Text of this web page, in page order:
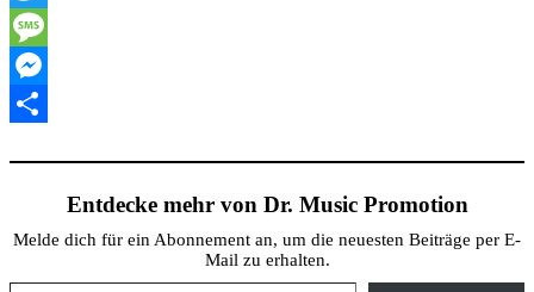
Twitter
Message
Messenger
Entdecke mehr von Dr. Music Promotion
Melde dich für ein Abonnement an, um die neuesten Beiträge per E-
Mail zu erhalten.
Gib deine E-Mail-Adresse ein ...